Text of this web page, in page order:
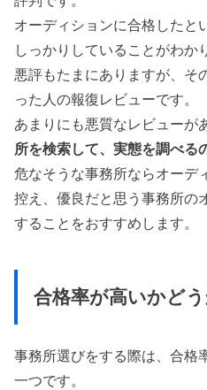
オーディションに合格したと
しっかりしていることがわか
悪評もたまにありますが、そ
った人の報復レビューです。
あまりにも悪質なレビューが
所を検索して、実態を調べる
危なそうな事務所ならオーデ
控え、優良だと思う事務所の
することをおすすめします。
合格率が高いかど
事務所選びをする際は、合格
一つです。